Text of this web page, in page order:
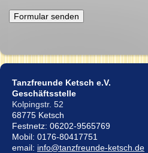
Tanzfreunde Ketsch e.V.
Geschäftsstelle
Kolpingstr. 52
68775 Ketsch
Festnetz: 06202-9565769
Mobil: 0176-80417751
email: info@tanzfreunde-ketsch.de